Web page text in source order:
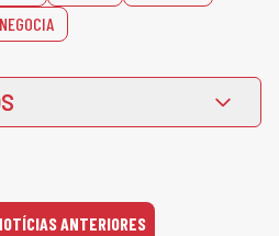
NEGOCIA
ANTERIORES